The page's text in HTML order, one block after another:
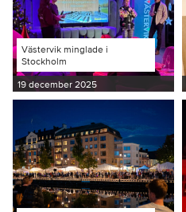
Västervik minglade i
Stockholm
19 december 2025